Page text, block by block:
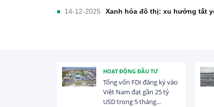
14-12-2025 Xanh hóa đô thị: xu hướng tất
HOẠT ĐỘNG ĐẦU TƯ
Tổng vốn FDI đăng ký vào
Việt Nam đạt gần 25 tỷ
USD trong 5 tháng...